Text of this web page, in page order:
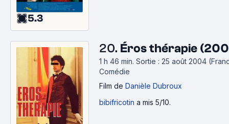
5.3
20. Éros thérapie
1 h 46 min. Sortie : 25 août 2004
Comédie
Film de Danièle Dubroux
bibifricotin a mis 5/10.